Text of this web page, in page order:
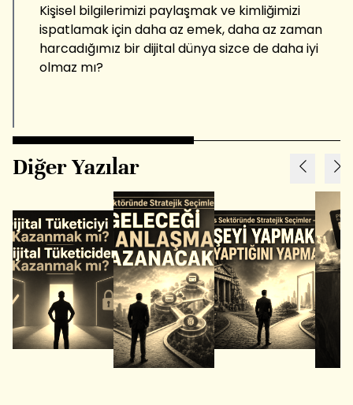
Kişisel bilgilerimizi paylaşmak ve kimliğimizi
ispatlamak için daha az emek, daha az zaman
harcadığımız bir dijital dünya sizce de daha iyi
olmaz mı?
Diğer Yazılar